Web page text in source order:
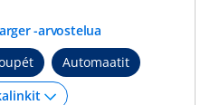
-arvostelua
Automaatit